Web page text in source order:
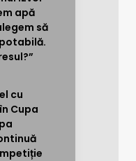
apă
să
cu
Cupa